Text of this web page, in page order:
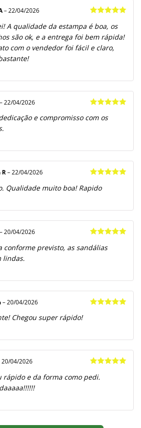
de 5
– 22/04/2026
A qualidade da estampa é boa, os
são ok, e a entrega foi bem rápida!
com o vendedor foi fácil e claro,
de 5
– 22/04/2026
e compromisso com os
de 5
R– 22/04/2026
Qualidade muito boa! Rapido
de 5
– 20/04/2026
conforme previsto, as sandálias
lindas.
– 20/04/2026
Chegou super rápido!
de 5
20/04/2026
rápido e da forma como pedi.